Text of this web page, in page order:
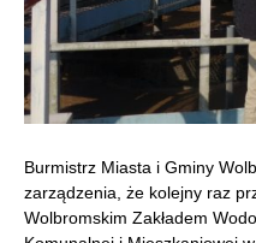
Burmistrz Miasta i Gminy
zarządzenia, że kolejny raz
Wolbromskim Zakładem